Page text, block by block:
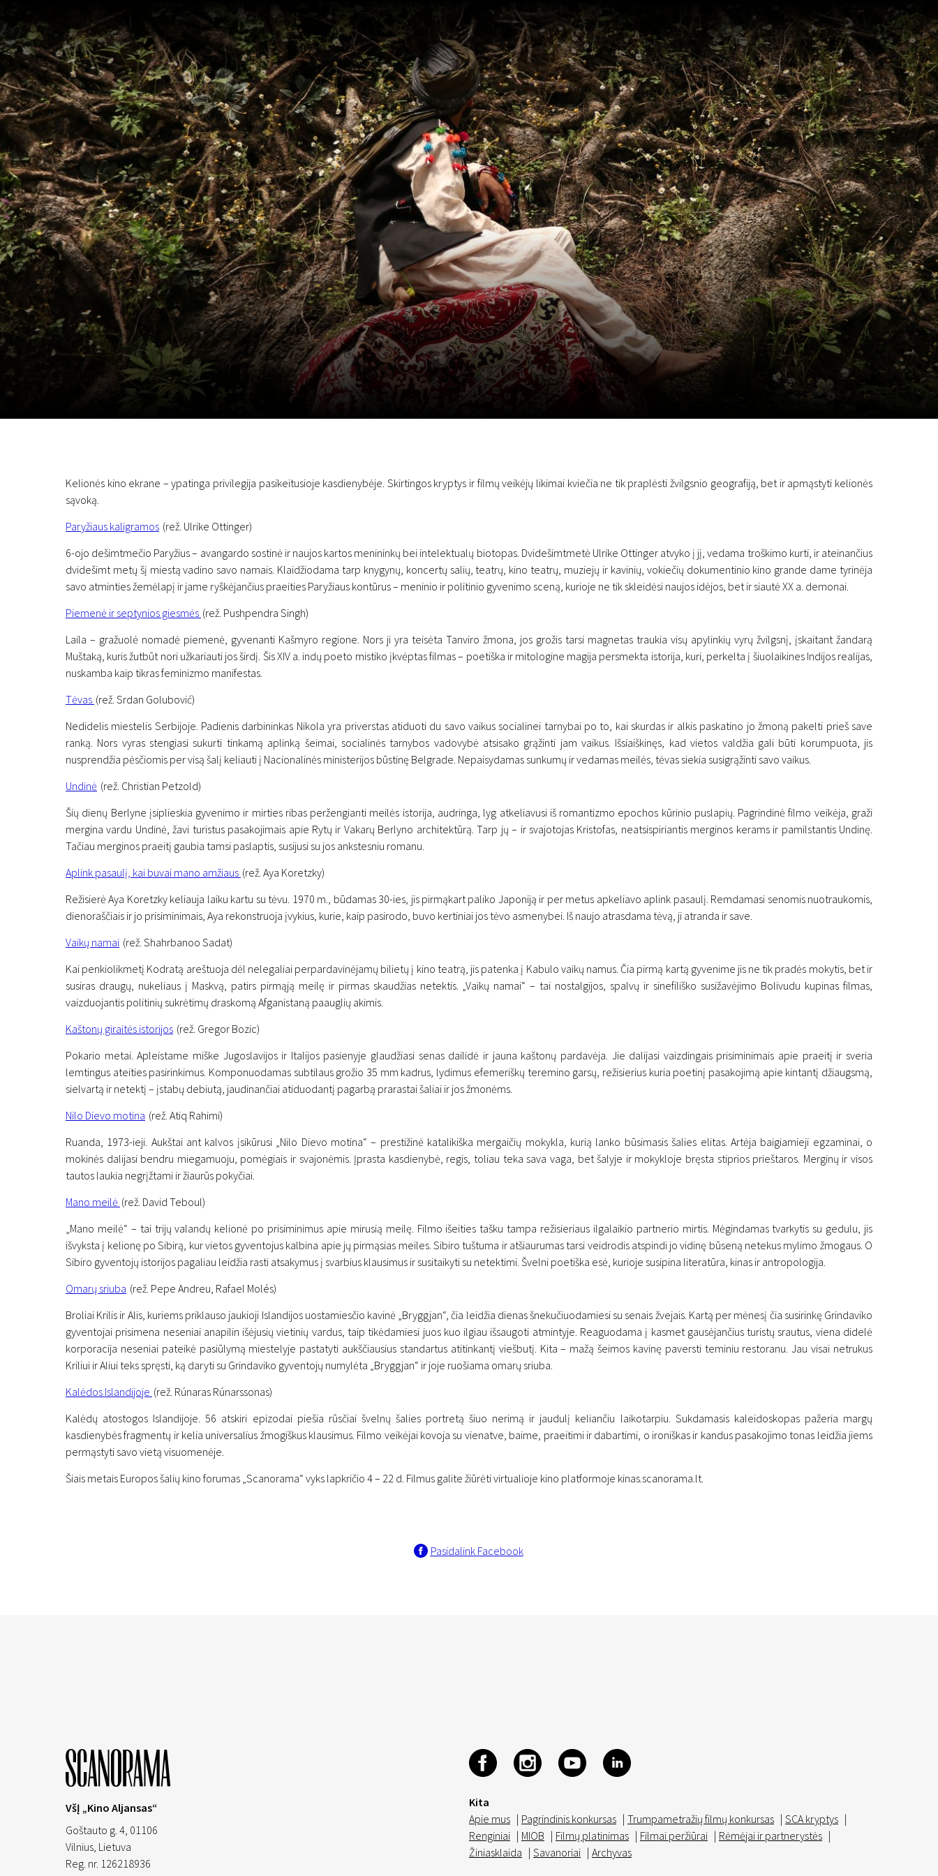
„Scanorama“ namuose: kelionės erdve ir laiku
16 lapkričio 2020
Kelionės kino ekrane – ypatinga privilegija pasikeitusioje kasdienybėje. Skirtingos kryptys ir filmų veikėjų likimai kviečia ne tik praplėsti žvilgsnio geografiją, bet ir apmąstyti kelionės
sąvoką.
Paryžiaus kaligramos (rež. Ulrike Ottinger)
6-ojo dešimtmečio Paryžius – avangardo sostinė ir naujos kartos menininkų bei intelektualų biotopas. Dvidešimtmetė Ulrike Ottinger atvyko į jį, vedama troškimo kurti, ir ateinančius
dvidešimt metų šį miestą vadino savo namais. Klaidžiodama tarp knygynų, koncertų salių, teatrų, kino teatrų, muziejų ir kavinių, vokiečių dokumentinio kino grande dame tyrinėja
savo atminties žemėlapį ir jame ryškėjančius praeities Paryžiaus kontūrus – meninio ir politinio gyvenimo sceną, kurioje ne tik skleidėsi naujos idėjos, bet ir siautė XX a. demonai.
Piemenė ir septynios giesmės (rež. Pushpendra Singh)
Laila – gražuolė nomadė piemenė, gyvenanti Kašmyro regione. Nors ji yra teisėta Tanviro žmona, jos grožis tarsi magnetas traukia visų apylinkių vyrų žvilgsnį, įskaitant žandarą
Muštaką, kuris žutbūt nori užkariauti jos širdį. Šis XIV a. indų poeto mistiko įkvėptas filmas – poetiška ir mitologine magija persmekta istorija, kuri, perkelta į šiuolaikines Indijos realijas,
nuskamba kaip tikras feminizmo manifestas.
Tėvas (rež. Srdan Golubović)
Nedidelis miestelis Serbijoje. Padienis darbininkas Nikola yra priverstas atiduoti du savo vaikus socialinei tarnybai po to, kai skurdas ir alkis paskatino jo žmoną pakelti prieš save
ranką. Nors vyras stengiasi sukurti tinkamą aplinką šeimai, socialinės tarnybos vadovybė atsisako grąžinti jam vaikus. Išsiaiškinęs, kad vietos valdžia gali būti korumpuota, jis
nusprendžia pėsčiomis per visą šalį keliauti į Nacionalinės ministerijos būstinę Belgrade. Nepaisydamas sunkumų ir vedamas meilės, tėvas siekia susigrąžinti savo vaikus.
Undinė (rež. Christian Petzold)
Šių dienų Berlyne įsiplieskia gyvenimo ir mirties ribas peržengianti meilės istorija, audringa, lyg atkeliavusi iš romantizmo epochos kūrinio puslapių. Pagrindinė filmo veikėja, graži
mergina vardu Undinė, žavi turistus pasakojimais apie Rytų ir Vakarų Berlyno architektūrą. Tarp jų – ir svajotojas Kristofas, neatsispiriantis merginos kerams ir pamilstantis Undinę.
Tačiau merginos praeitį gaubia tamsi paslaptis, susijusi su jos ankstesniu romanu.
Aplink pasaulį, kai buvai mano amžiaus (rež. Aya Koretzky)
Režisierė Aya Koretzky keliauja laiku kartu su tėvu. 1970 m., būdamas 30-ies, jis pirmąkart paliko Japoniją ir per metus apkeliavo aplink pasaulį. Remdamasi senomis nuotraukomis,
dienoraščiais ir jo prisiminimais, Aya rekonstruoja įvykius, kurie, kaip pasirodo, buvo kertiniai jos tėvo asmenybei. Iš naujo atrasdama tėvą, ji atranda ir save.
Vaikų namai (rež. Shahrbanoo Sadat)
Kai penkiolikmetį Kodratą areštuoja dėl nelegaliai perpardavinėjamų bilietų į kino teatrą, jis patenka į Kabulo vaikų namus. Čia pirmą kartą gyvenime jis ne tik pradės mokytis, bet ir
susiras draugų, nukeliaus į Maskvą, patirs pirmąją meilę ir pirmas skaudžias netektis. „Vaikų namai“ – tai nostalgijos, spalvų ir sinefiliško susižavėjimo Bolivudu kupinas filmas,
vaizduojantis politinių sukrėtimų draskomą Afganistaną paauglių akimis.
Kaštonų giraitės istorijos (rež. Gregor Bozic)
Pokario metai. Apleistame miške Jugoslavijos ir Italijos pasienyje glaudžiasi senas dailidė ir jauna kaštonų pardavėja. Jie dalijasi vaizdingais prisiminimais apie praeitį ir sveria
lemtingus ateities pasirinkimus. Komponuodamas subtilaus grožio 35 mm kadrus, lydimus efemeriškų teremino garsų, režisierius kuria poetinį pasakojimą apie kintantį džiaugsmą,
sielvartą ir netektį – įstabų debiutą, jaudinančiai atiduodantį pagarbą prarastai šaliai ir jos žmonėms.
Nilo Dievo motina (rež. Atiq Rahimi)
Ruanda, 1973-ieji. Aukštai ant kalvos įsikūrusi „Nilo Dievo motina“ – prestižinė katalikiška mergaičių mokykla, kurią lanko būsimasis šalies elitas. Artėja baigiamieji egzaminai, o
mokinės dalijasi bendru miegamuoju, pomėgiais ir svajonėmis. Įprasta kasdienybė, regis, toliau teka sava vaga, bet šalyje ir mokykloje bręsta stiprios prieštaros. Merginų ir visos
tautos laukia negrįžtami ir žiaurūs pokyčiai.
Mano meilė (rež. David Teboul)
„Mano meilė“ – tai trijų valandų kelionė po prisiminimus apie mirusią meilę. Filmo išeities tašku tampa režisieriaus ilgalaikio partnerio mirtis. Mėgindamas tvarkytis su gedulu, jis
išvyksta į kelionę po Sibirą, kur vietos gyventojus kalbina apie jų pirmąsias meiles. Sibiro tuštuma ir atšiaurumas tarsi veidrodis atspindi jo vidinę būseną netekus mylimo žmogaus. O
Sibiro gyventojų istorijos pagaliau leidžia rasti atsakymus į svarbius klausimus ir susitaikyti su netektimi. Švelni poetiška esė, kurioje susipina literatūra, kinas ir antropologija.
Omarų sriuba (rež. Pepe Andreu, Rafael Molés)
Broliai Krilis ir Alis, kuriems priklauso jaukioji Islandijos uostamiesčio kavinė „Bryggjan“, čia leidžia dienas šnekučiuodamiesi su senais žvejais. Kartą per mėnesį čia susirinkę Grindaviko
gyventojai prisimena neseniai anapilin išėjusių vietinių vardus, taip tikėdamiesi juos kuo ilgiau išsaugoti atmintyje. Reaguodama į kasmet gausėjančius turistų srautus, viena didelė
korporacija neseniai pateikė pasiūlymą miestelyje pastatyti aukščiausius standartus atitinkantį viešbutį. Kita – mažą šeimos kavinę paversti teminiu restoranu. Jau visai netrukus
Kriliui ir Aliui teks spręsti, ką daryti su Grindaviko gyventojų numylėta „Bryggjan“ ir joje ruošiama omarų sriuba.
Kalėdos Islandijoje (rež. Rúnaras Rúnarssonas)
Kalėdų atostogos Islandijoje. 56 atskiri epizodai piešia rūsčiai švelnų šalies portretą šiuo nerimą ir jaudulį keliančiu laikotarpiu. Sukdamasis kaleidoskopas pažeria margų
kasdienybės fragmentų ir kelia universalius žmogiškus klausimus. Filmo veikėjai kovoja su vienatve, baime, praeitimi ir dabartimi, o ironiškas ir kandus pasakojimo tonas leidžia jiems
permąstyti savo vietą visuomenėje.
Šiais metais Europos šalių kino forumas „Scanorama“ vyks lapkričio 4 – 22 d. Filmus galite žiūrėti virtualioje kino platformoje kinas.scanorama.lt.
Pasidalink Facebook
Kita
Apie mus | Pagrindinis konkursas | Trumpametražių filmų konkursas | SCA kryptys |
Renginiai | MIOB | Filmų platinimas | Filmai peržiūrai | Rėmėjai ir partnerystės |
Žiniasklaida | Savanoriai | Archyvas
VšĮ „Kino Aljansas“
Goštauto g. 4, 01106
Vilnius, Lietuva
Reg. nr. 126218936